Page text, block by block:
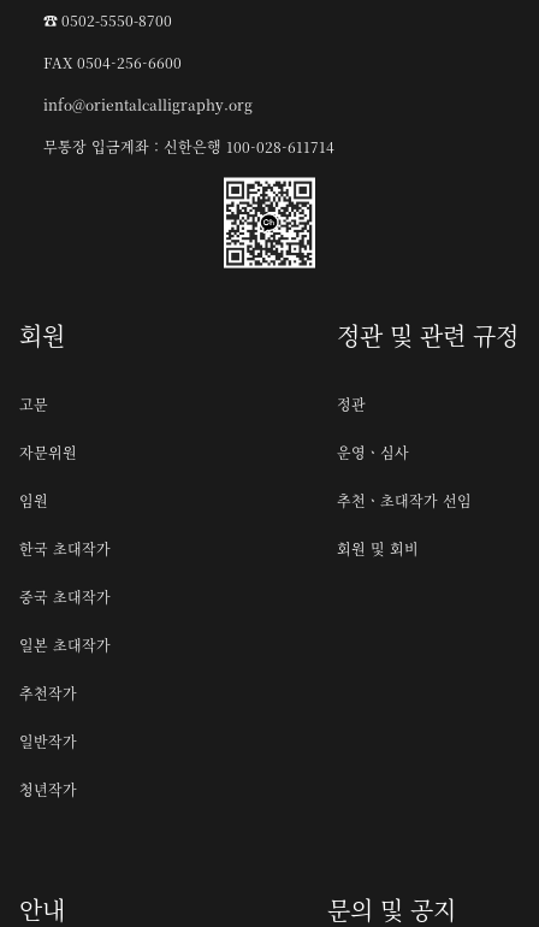
☎︎ 0502-5550-8700
FAX 0504-256-6600
info@orientalcalligraphy.org
무통장 입금계좌 : 신한은행 100-028-611714
회원
고문
자문위원
임원
한국 초대작가
중국 초대작가
일본 초대작가
추천작가
일반작가
청년작가
정관 및 관련 규정
정관
운영ㆍ심사
추천ㆍ초대작가 선임
회원 및 회비
안내 문의 및 공지